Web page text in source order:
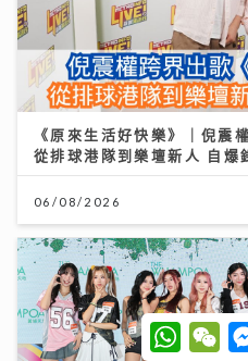
《原來生活好快樂》｜倪震
從排球港隊到樂壇新人 自爆
06/08/2026
W
h
W
e